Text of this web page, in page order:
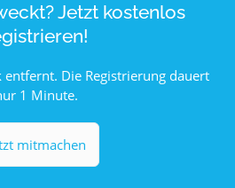
Jetzt kostenlos
Die Registrierung dauert
1 Minute.
mitmachen